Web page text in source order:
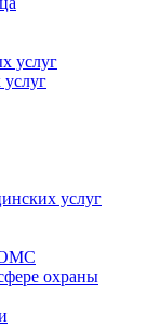
услуг
услуг
ОМС
охраны